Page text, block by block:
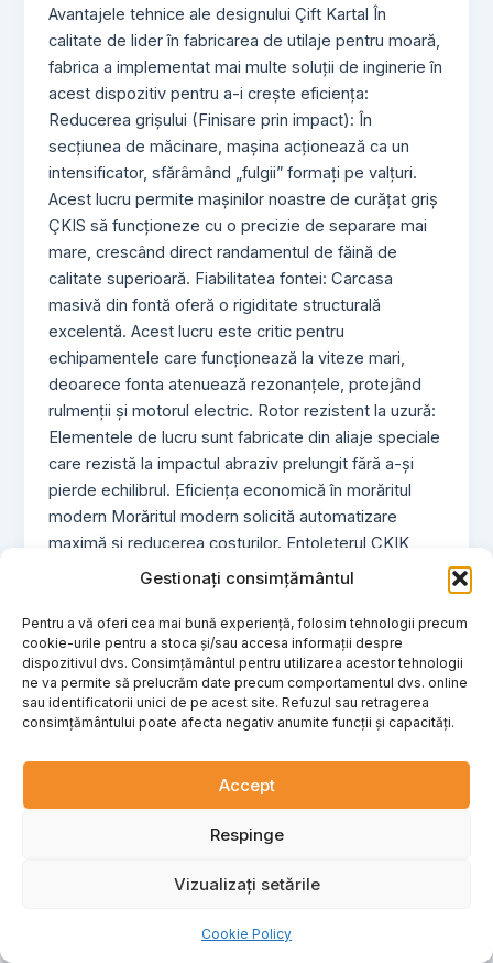
Gestionați consimțământul
Pentru a vă oferi cea mai bună experiență, folosim tehnologii precum
cookie-urile pentru a stoca și/sau accesa informații despre
dispozitivul dvs. Consimțământul pentru utilizarea acestor tehnologii
ne va permite să prelucrăm date precum comportamentul dvs. online
sau identificatorii unici de pe acest site. Refuzul sau retragerea
consimțământului poate afecta negativ anumite funcții și capacități.
Accept
Respinge
Vizualizați setările
Cookie Policy
Avantajele tehnice ale designului Çift Kartal În
calitate de lider în fabricarea de utilaje pentru moară,
fabrica a implementat mai multe soluții de inginerie în
acest dispozitiv pentru a-i crește eficiența:
Reducerea grișului (Finisare prin impact): În
secțiunea de măcinare, mașina acționează ca un
intensificator, sfărâmând „fulgii” formați pe valțuri.
Acest lucru permite mașinilor noastre de curățat griș
ÇKIS să funcționeze cu o precizie de separare mai
mare, crescând direct randamentul de făină de
calitate superioară. Fiabilitatea fontei: Carcasa
masivă din fontă oferă o rigiditate structurală
excelentă. Acest lucru este critic pentru
echipamentele care funcționează la viteze mari,
deoarece fonta atenuează rezonanțele, protejând
rulmenții și motorul electric. Rotor rezistent la uzură:
Elementele de lucru sunt fabricate din aliaje speciale
care rezistă la impactul abraziv prelungit fără a-și
pierde echilibrul. Eficiența economică în morăritul
modern Morăritul modern solicită automatizare
maximă și reducerea costurilor. Entoleterul ÇKIK
demonstrează o rentabilitate rapidă a investiției
loturi întregi de mărfuri din cauza infestării. În al
doilea rând, obțineți mai multă făină de înaltă calitate
printr-o mai bună reducere a grișului. În al treilea
rând, puterea instalată redusă (începând de la 5,5
kW) face ca costul procesării unei tone de produs să
producție, vă recomandăm, de asemenea, să
parcurgeți categoria noastră principală de
echipamente morărit. Această unitate de sterilizare
poate fi suspendată de tavan sau instalată pe
de moară existent. 📊 Tabel comparativ modele